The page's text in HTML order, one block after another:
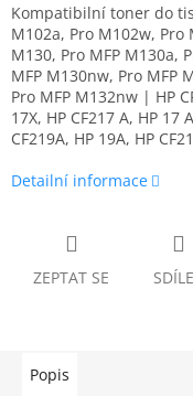
Kompatibilní toner do
M102a, Pro M102w, Pro
M130, Pro MFP M130a,
MFP M130nw, Pro MFP
Pro MFP M132nw | HP
17X, HP CF217 A, HP 17
CF219A, HP 19A, HP
Detailní informace
ZEPTAT SE
Popis